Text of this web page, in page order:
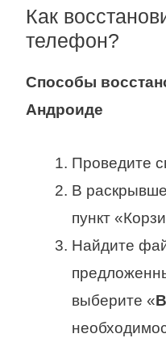
Как
телефон?
Способы
Андроиде
Проведите
В
пункт
Найдите
выберите «